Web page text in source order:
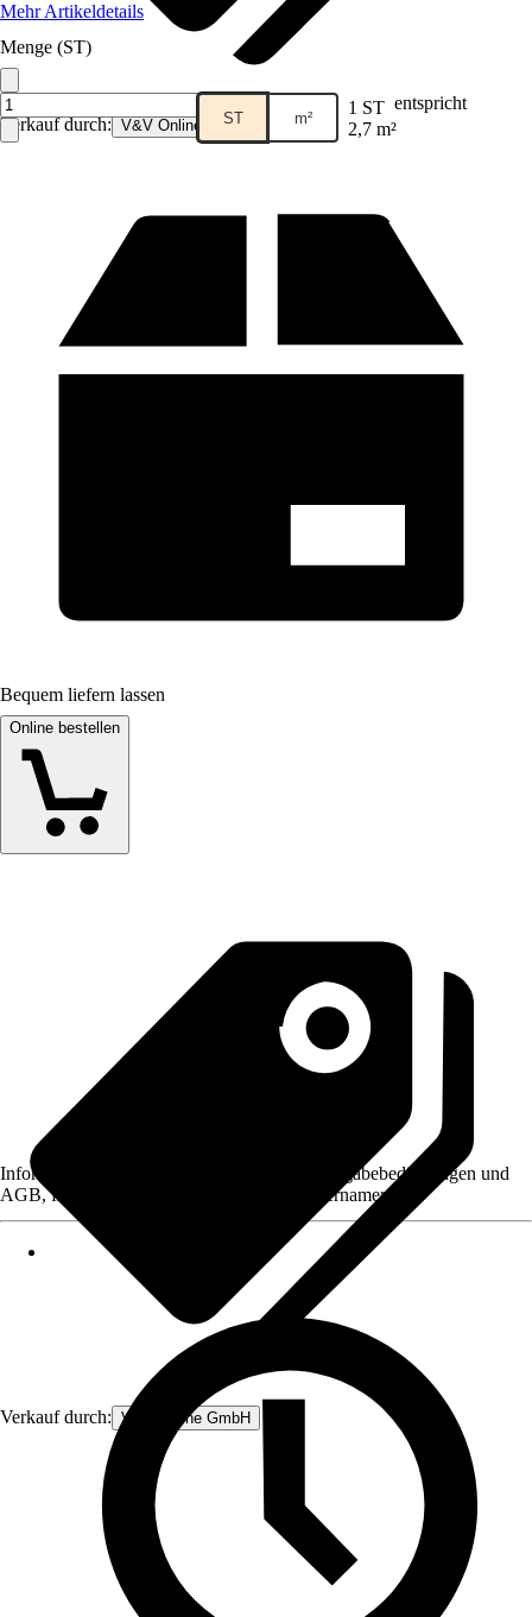
Verkauf durch: V&V Online GmbH
Mehr Artikeldetails
Menge (ST)
ST m² 1 ST entspricht
2,7 m²
Bequem liefern lassen
Online bestellen
Verkauf durch: V&V Online GmbH
Informationen des Verkäufers, wie z. B. Rückgabebedingungen und
AGB, finden Sie bei Klick auf den Verkäufernamen.